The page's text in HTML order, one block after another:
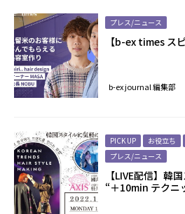
プレス/ニュース
【b-ex times ス
b-ex journal 編集部
PICK UP お役立ち
プレス/ニュース
【LIVE配信】韓
“＋10min テクニ